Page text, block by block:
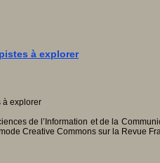
à explorer
de l’Information et de la
Creative Commons sur la Revue